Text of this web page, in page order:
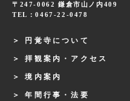
〒247-0062 鎌倉市山ノ内409
TEL：0467-22-0478
円覚寺について
拝観案内・アクセス
境内案内
年間行事・法要